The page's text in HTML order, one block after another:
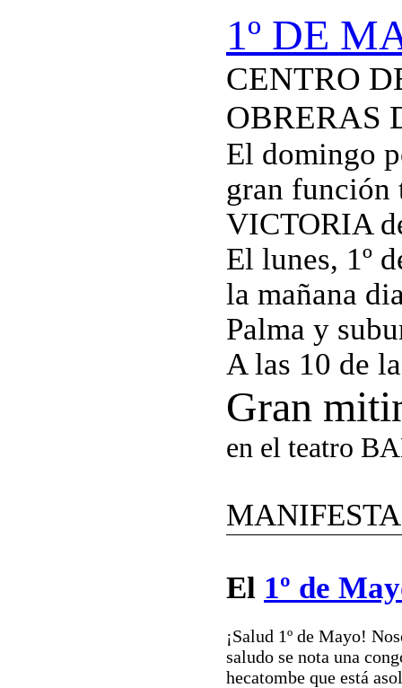
1º DE
CENTRO
OBRERAS
El domingo
gran función
VICTORIA
El lunes, 1º
la mañana
Palma y
A las 10 de
Gran
en el teatro
El 1º de
¡Salud 1º de Mayo!
saludo se nota una
hecatombe que está